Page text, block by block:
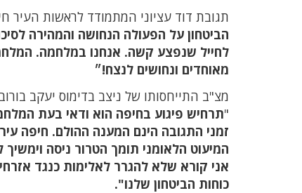
תגובת דוד עציוני המתמודד לראשות העיר
הביטחון על הפעולה הנחושה והמהירה
לחייל שנפצע קשה. אנחנו במלחמה.
מאוחדים ונחושים לנצח!״
מצ"ב התייחסותו של ניצב בדימוס יעקב
"תרחיש פיגוע בחיפה הוא ודאי בעת
זמני התגובה הינם המענה ההולם. חיפה
המיעוט הלאומני תומך הטרור ניסה
אני קורא שלא להגרר לאלימות כנגד
כוחות הביטחון שלנו".